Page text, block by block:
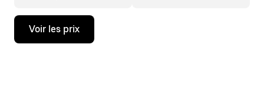
Appuyez
la
Voir les prix